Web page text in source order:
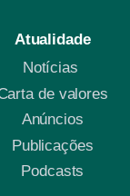
Atualidade
Notícias
de valores
Anúncios
Publicações
Podcasts